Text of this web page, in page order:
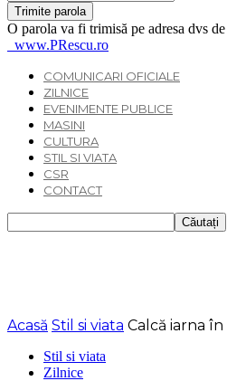
O parola va fi trimisă pe adresa dvs
www.PRescu.ro
COMUNICARI OFICIALE
ZILNICE
EVENIMENTE PUBLICE
MASINI
CULTURA
STIL SI VIATA
CSR
CONTACT
Acasă Stil si viata Calcă iarna
Stil si viata
Zilnice